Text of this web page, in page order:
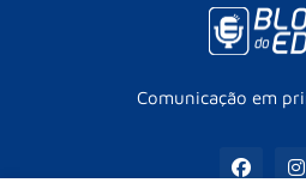
Comunicação em